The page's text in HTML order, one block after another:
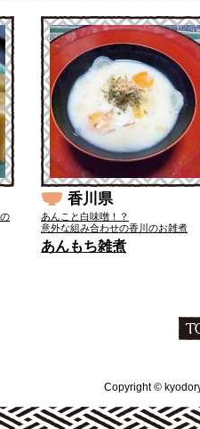
香川県
あんこと白味噌！？
意外な組み合わせの香川のお雑煮
あんもち雑煮
Copyright ©